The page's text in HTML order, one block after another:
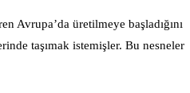
Avrupa’da üretilmeye başladığını
taşımak istemişler. Bu nesneler